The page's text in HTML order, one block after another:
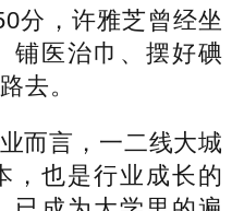
，许雅芝曾经坐
铺医治巾、摆好碘
去。
言，一二线大城
，也是行业成长的